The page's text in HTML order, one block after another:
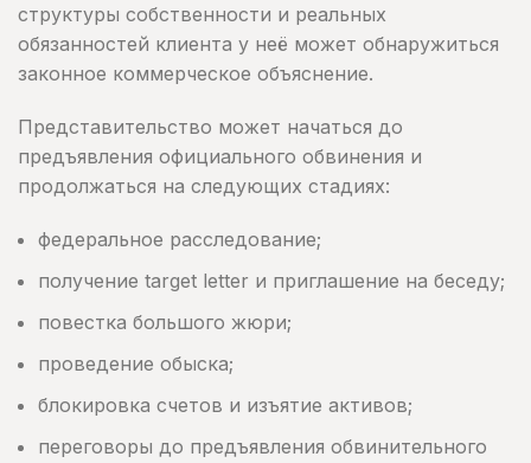
структуры собственности и реальных
обязанностей клиента у неё может обнаружиться
законное коммерческое объяснение.
Представительство может начаться до
предъявления официального обвинения и
продолжаться на следующих стадиях:
федеральное расследование;
получение target letter и приглашение на беседу;
повестка большого жюри;
проведение обыска;
блокировка счетов и изъятие активов;
переговоры до предъявления обвинительного